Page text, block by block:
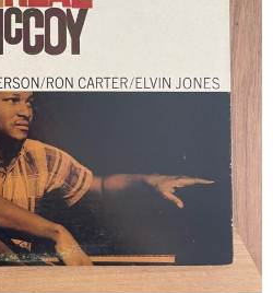
ベル）